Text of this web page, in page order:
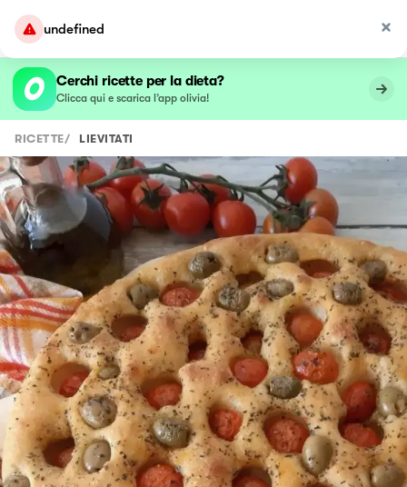
undefined
Cerchi ricette per la dieta?
Clicca qui e scarica l’app olivia!
RICETTE/ LIEVITATI